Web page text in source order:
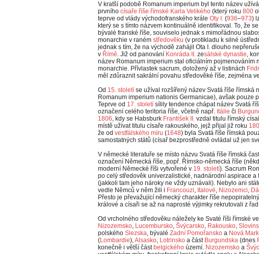
V kratší podobě Romanum imperium byl tento název
prvního císaře říše římské Karla Velikého (který roku 800
teprve od vlády východofranského krále Oty I. (936–973)
který se s tímto názvem kontinuálně identifikoval. To, že
bývalé franské říše, souviselo jednak s mimořádnou
monarchie v raném středověku (v protikladu k silné
jednak s tím, že na východě zahájil Ota I. dlouho
v Římě. Již od panování Konráda II. zesálské dynastie,
název Romanum imperium stal oficiálním pojmenováním
monarchie. Přívlastek sacrum, doložený až v listinách
měl zdůraznit sakrální povahu středověké říše, zejména
Od 15. století se užíval rozšířený název Svatá říše římská
Romanum imperium nationis Germanicae), avšak pouze
Teprve od 17. století sílily tendence chápat název Svatá
označení celého teritoria říše, včetně např. Itálie či
1806, kdy se Habsburk František II. vzdal titulu římský
místě užívat titulu císaře rakouského, jejž přijal již roku
že od vestfálského míru (1648) byla Svatá říše římská
samostatných států (císař bezprostředně ovládal už jen
V německé literatuře se místo názvu Svatá říše římská
označení Německá říše, popř. Římsko-německá říše
moderní Německé říši vytvořené v 19. století). Sacrum
po celý středověk univerzalistické, nadnárodní aspirace a
(jakkoli tam jeho nároky ne vždy uznávali). Nebylo ani
vedle Němců v něm žili i Francouzi, Italové, Nizozemci,
Přesto je převažující německý charakter říše
králové a císaři se až na naprosté výjimky rekrutovali z
Od vrcholného středověku náležely ke Svaté říši římské
Nizozemsko, Lucembursko, Švýcarsko, Rakousko,
polského Slezska, bývalé Zadní Pomořansko a Nová
(Lombardie),Alsasko, Lotrinsko a část Burgundska (dnes
konečně i větší část belgického území. Nizozemsko a